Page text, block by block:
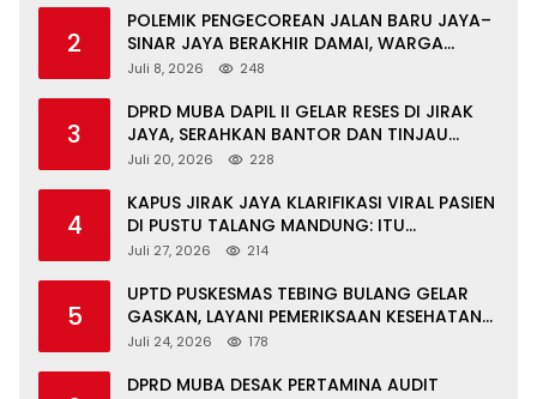
2
POLEMIK PENGECOREAN JALAN BARU JAYA–
SINAR JAYA BERAKHIR DAMAI, WARGA
APRESIASI PERAN FORKOPIMCAM DAN DPRD
Juli 8, 2026 248
3
DPRD MUBA DAPIL II GELAR RESES DI JIRAK
JAYA, SERAHKAN BANTOR DAN TINJAU
JALAN RUSAK SERTA TPS 3R
Juli 20, 2026 228
4
KAPUS JIRAK JAYA KLARIFIKASI VIRAL PASIEN
DI PUSTU TALANG MANDUNG: ITU
MISKOMUNIKASI
Juli 27, 2026 214
5
UPTD PUSKESMAS TEBING BULANG GELAR
GASKAN, LAYANI PEMERIKSAAN KESEHATAN
GRATIS UNTUK ASN DI SUNGAI KERUH
Juli 24, 2026 178
DPRD MUBA DESAK PERTAMINA AUDIT